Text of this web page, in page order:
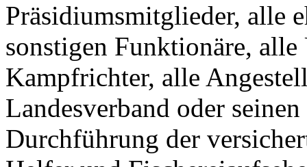
Präsidiumsmitglieder, alle
sonstigen Funktionäre,
Kampfrichter, alle
Landesverband oder
Durchführung der